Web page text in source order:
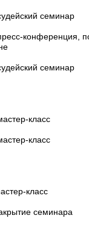
семинар
конференция,
семинар
класс
класс
класс
семинара